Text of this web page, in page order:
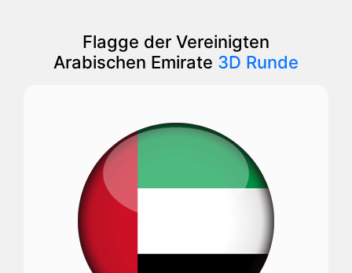
Flagge der Vereinigten
Arabischen Emirate 3D Runde